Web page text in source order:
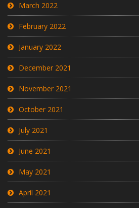
March 2022
February 2022
January 2022
December 2021
November 2021
October 2021
July 2021
June 2021
May 2021
April 2021